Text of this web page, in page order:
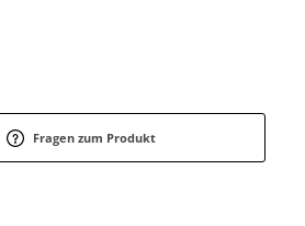
Fragen zum Produkt